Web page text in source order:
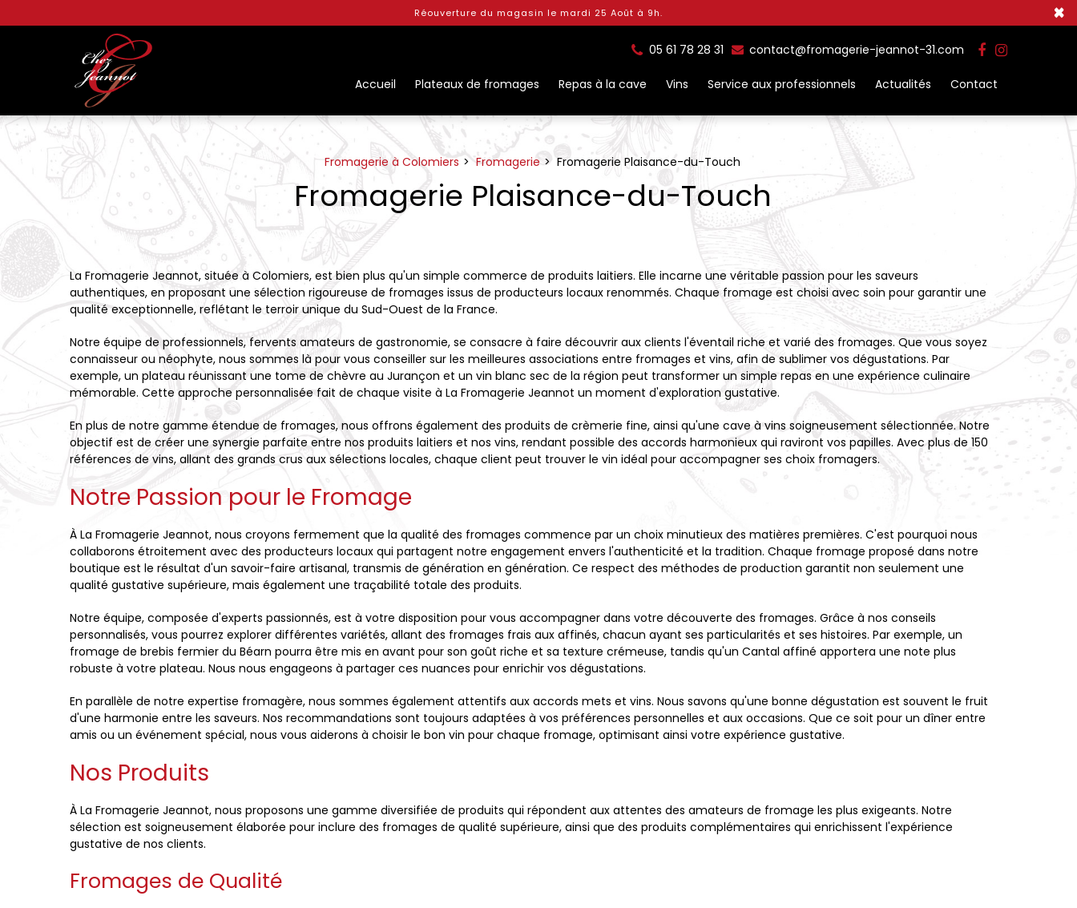
Réouverture du magasin le mardi 25 Août à 9h. ×
05 61 78 28 31 contact@fromagerie-jeannot-31.com
Accueil Plateaux de fromages Repas à la cave Vins Service aux professionnels Actualités Contact
Fromagerie à Colomiers Fromagerie Fromagerie Plaisance-du-Touch
Fromagerie Plaisance-du-Touch
La Fromagerie Jeannot, située à Colomiers, est bien plus qu'un simple commerce de produits laitiers. Elle incarne une véritable passion pour les saveurs
authentiques, en proposant une sélection rigoureuse de fromages issus de producteurs locaux renommés. Chaque fromage est choisi avec soin pour garantir une
qualité exceptionnelle, reflétant le terroir unique du Sud-Ouest de la France.
Notre équipe de professionnels, fervents amateurs de gastronomie, se consacre à faire découvrir aux clients l'éventail riche et varié des fromages. Que vous soyez
connaisseur ou néophyte, nous sommes là pour vous conseiller sur les meilleures associations entre fromages et vins, afin de sublimer vos dégustations. Par
exemple, un plateau réunissant une tome de chèvre au Jurançon et un vin blanc sec de la région peut transformer un simple repas en une expérience culinaire
mémorable. Cette approche personnalisée fait de chaque visite à La Fromagerie Jeannot un moment d'exploration gustative.
En plus de notre gamme étendue de fromages, nous offrons également des produits de crèmerie fine, ainsi qu'une cave à vins soigneusement sélectionnée. Notre
objectif est de créer une synergie parfaite entre nos produits laitiers et nos vins, rendant possible des accords harmonieux qui raviront vos papilles. Avec plus de 150
références de vins, allant des grands crus aux sélections locales, chaque client peut trouver le vin idéal pour accompagner ses choix fromagers.
Notre Passion pour le Fromage
À La Fromagerie Jeannot, nous croyons fermement que la qualité des fromages commence par un choix minutieux des matières premières. C'est pourquoi nous
collaborons étroitement avec des producteurs locaux qui partagent notre engagement envers l'authenticité et la tradition. Chaque fromage proposé dans notre
boutique est le résultat d'un savoir-faire artisanal, transmis de génération en génération. Ce respect des méthodes de production garantit non seulement une
qualité gustative supérieure, mais également une traçabilité totale des produits.
Notre équipe, composée d'experts passionnés, est à votre disposition pour vous accompagner dans votre découverte des fromages. Grâce à nos conseils
personnalisés, vous pourrez explorer différentes variétés, allant des fromages frais aux affinés, chacun ayant ses particularités et ses histoires. Par exemple, un
fromage de brebis fermier du Béarn pourra être mis en avant pour son goût riche et sa texture crémeuse, tandis qu'un Cantal affiné apportera une note plus
robuste à votre plateau. Nous nous engageons à partager ces nuances pour enrichir vos dégustations.
En parallèle de notre expertise fromagère, nous sommes également attentifs aux accords mets et vins. Nous savons qu'une bonne dégustation est souvent le fruit
d'une harmonie entre les saveurs. Nos recommandations sont toujours adaptées à vos préférences personnelles et aux occasions. Que ce soit pour un dîner entre
amis ou un événement spécial, nous vous aiderons à choisir le bon vin pour chaque fromage, optimisant ainsi votre expérience gustative.
Nos Produits
À La Fromagerie Jeannot, nous proposons une gamme diversifiée de produits qui répondent aux attentes des amateurs de fromage les plus exigeants. Notre
sélection est soigneusement élaborée pour inclure des fromages de qualité supérieure, ainsi que des produits complémentaires qui enrichissent l'expérience
gustative de nos clients.
Fromages de Qualité